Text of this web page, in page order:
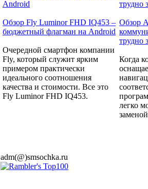
Обзор Fly Luminor FHD IQ453 –
бюджетный флагман на Android
Очередной смартфон компании
Fly, который служит ярким
примером практически
идеального соотношения
качества и стоимости. Все это
Fly Luminor FHD IQ453.
Обзор
трудно
Когда
легко
adm(@)smsochka.ru